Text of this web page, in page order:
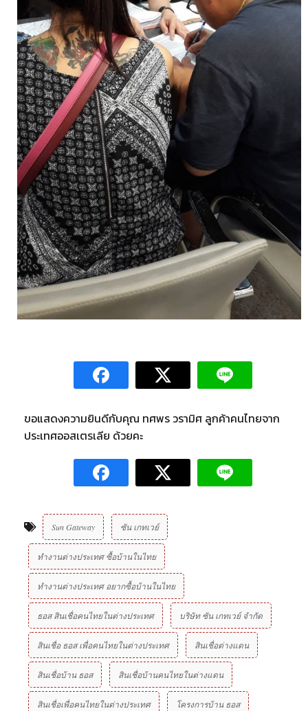
ขอแสดงความยินดีกับคุณ ทศพร วรามิศ ลูกค้าคนไทยจาก
ประเทศออสเตรเลีย ด้วยคะ
Sun Gateway ซัน เกทเวย์
ทำงานต่างประเทศ ซื้อบ้านในไทย
ทำงานต่างประเทศ อยากซื้อบ้านในไทย
ธอส สินเชื่อคนไทยในต่างประเทศ บริษัท ซัน เกทเวย์ จํากัด
สินเชื่อ ธอส เพื่อคนไทยในต่างประเทศ สินเชื่อต่างแดน
สินเชื่อบ้าน ธอส สินเชื่อบ้านคนไทยในต่างแดน
สินเชื่อเพื่อคนไทยในต่างประเทศ โครงการบ้าน ธอส